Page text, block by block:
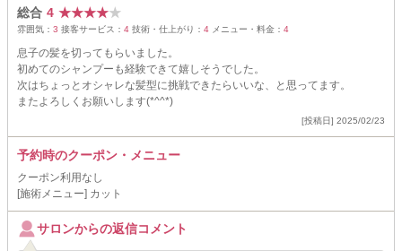
総合 4 ★★★★★
雰囲気： 3 接客サービス： 4 技術・仕上がり： 4 メニュー・料金： 4
息子の髪を切ってもらいました。
初めてのシャンプーも経験できて嬉しそうでした。
次はちょっとオシャレな髪型に挑戦できたらいいな、と思ってます。
またよろしくお願いします(*^^*)
[投稿日] 2025/02/23
予約時のクーポン・メニュー
クーポン利用なし
[施術メニュー] カット
サロンからの返信コメント